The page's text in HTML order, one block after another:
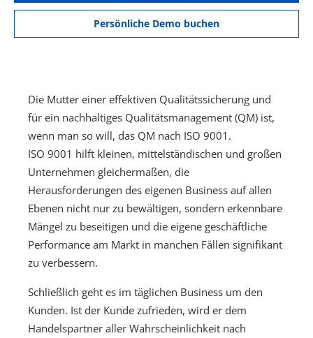
Persönliche Demo buchen
Die Mutter einer effektiven Qualitätssicherung und
für ein nachhaltiges Qualitätsmanagement (QM) ist,
wenn man so will, das QM nach ISO 9001.
ISO 9001 hilft kleinen, mittelständischen und großen
Unternehmen gleichermaßen, die
Herausforderungen des eigenen Business auf allen
Ebenen nicht nur zu bewältigen, sondern erkennbare
Mängel zu beseitigen und die eigene geschäftliche
Performance am Markt in manchen Fällen signifikant
zu verbessern.
Schließlich geht es im täglichen Business um den
Kunden. Ist der Kunde zufrieden, wird er dem
Handelspartner aller Wahrscheinlichkeit nach